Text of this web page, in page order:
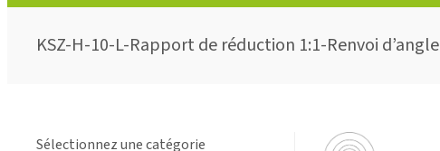
KSZ-H-10-L-Rapport de réduction 1:1-Renvoi d’angle
Sélectionnez une catégorie